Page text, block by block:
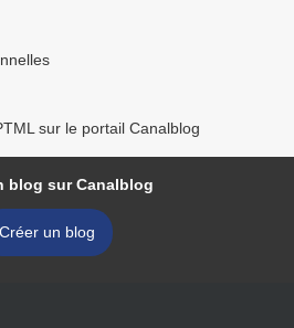
sur le portail Canalblog
blog sur Canalblog
Créer un blog